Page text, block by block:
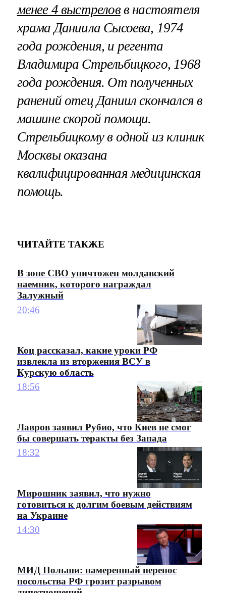
менее 4 выстреловв настоятеля
храма Даниила Сысоева, 1974
года рождения, и регента
Владимира Стрельбицкого, 1968
года рождения. От полученных
ранений отец Даниил скончался в
машине скорой помощи.
Стрельбицкому в одной из клиник
Москвы оказана
квалифицированная медицинская
помощь.
ЧИТАЙТЕ ТАКЖЕ
В зоне СВО уничтожен молдавский
наемник, которого награждал
Залужный
20:46
Коц рассказал, какие уроки РФ
извлекла из вторжения ВСУ в
Курскую область
18:56
Лавров заявил Рубио, что Киев не смог
бы совершать теракты без Запада
18:32
Мирошник заявил, что нужно
готовиться к долгим боевым действиям
на Украине
14:30
МИД Польши: намеренный перенос
посольства РФ грозит разрывом